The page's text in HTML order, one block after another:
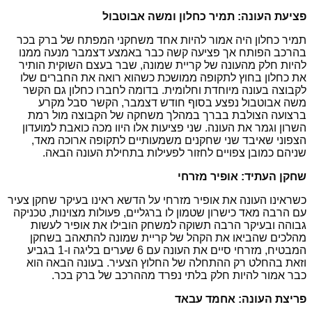
פציעת העונה: תמיר כחלון ומשה אבוטבול
תמיר כחלון היה אמור להיות אחד משחקני המפתח של ברק בכר
בהרכב הפותח אך פציעה קשה כבר באמצע דצמבר מנעה ממנו
להיות חלק מהעונה של קריית שמונה, שבר בעצם השוקית הותיר
את כחלון בחוץ לתקופה ממושכת כשהוא רואה את החברים שלו
לקבוצה בעונה מיוחדת וחלומית. בדומה לחברו כחלון גם הקשר
משה אבוטבול נפצע בסוף חודש דצמבר, הקשר סבל מקרע
ברצועה הצולבת בברך במהלך משחקה של הקבוצה מול רמת
השרון וגמר את העונה. שני פציעות אלו היוו מכה כואבת למועדון
הצפוני שאיבד שני שחקנים משמעותיים לתקופה ארוכה מאד,
שניהם כמובן צפויים לחזור לפעילות בתחילת העונה הבאה.
שחקן העתיד: אופיר מזרחי
כשראינו העונה את אופיר מזרחי על הדשא ראינו בעיקר שחקן צעיר
עם הרבה מאד כישרון שטמון לו ברגליים, פעולות מצוינות, טכניקה
גבוהה ובעיקר הרבה תשוקה למשחק הובילו את אופיר לעשות
מהלכים שהביאו את הקהל של קריית שמונה להתאהב בשחקן
המבטיח, מזרחי סיים את העונה עם 6 שערים בליגה ו-1 בגביע
וזאת בהחלט רק ההתחלה של החלוץ הצעיר. בעונה הבאה הוא
כבר אמור להיות חלק בלתי נפרד מההרכב של ברק בכר.
פריצת העונה: אחמד עבאד